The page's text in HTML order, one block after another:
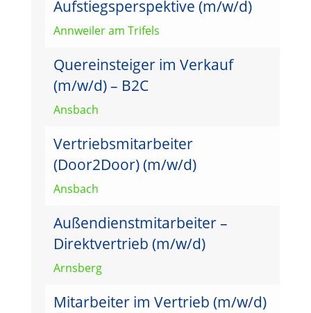
Aufstiegsperspektive (m/w/d)
Annweiler am Trifels
Quereinsteiger im Verkauf
(m/w/d) – B2C
Ansbach
Vertriebsmitarbeiter
(Door2Door) (m/w/d)
Ansbach
Außendienstmitarbeiter –
Direktvertrieb (m/w/d)
Arnsberg
Mitarbeiter im Vertrieb (m/w/d)